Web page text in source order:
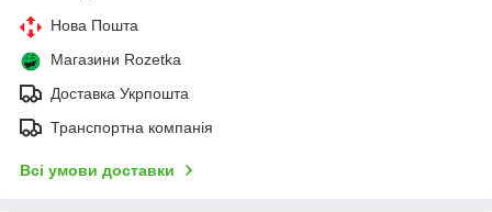
Нова Пошта
Магазини Rozetka
Доставка Укрпошта
Транспортна компанія
Всі умови доставки